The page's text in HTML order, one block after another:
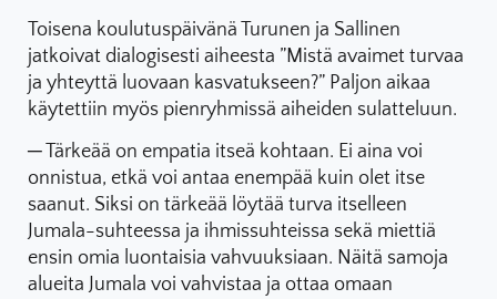
Toisena koulutuspäivänä Turunen ja Sallinen
jatkoivat dialogisesti aiheesta ”Mistä avaimet turvaa
ja yhteyttä luovaan kasvatukseen?” Paljon aikaa
käytettiin myös pienryhmissä aiheiden sulatteluun.
─ Tärkeää on empatia itseä kohtaan. Ei aina voi
onnistua, etkä voi antaa enempää kuin olet itse
saanut. Siksi on tärkeää löytää turva itselleen
Jumala-suhteessa ja ihmissuhteissa sekä miettiä
ensin omia luontaisia vahvuuksiaan. Näitä samoja
alueita Jumala voi vahvistaa ja ottaa omaan